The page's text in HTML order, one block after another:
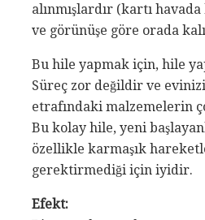
alınmışlardır (kartı
ve görünüşe göre orada
Bu hile yapmak için, hile
Süreç zor değildir ve
etrafındaki malzemelerin
Bu kolay hile, yeni
özellikle karmaşık
gerektirmediği için iyidir.
Efekt: